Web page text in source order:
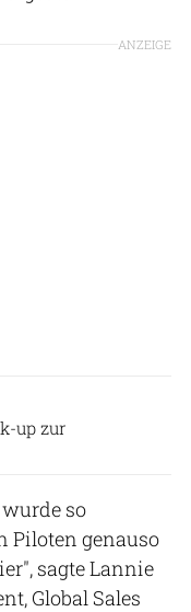
ANZEIGE
up zur
so
Piloten genauso
sagte Lannie
Global Sales